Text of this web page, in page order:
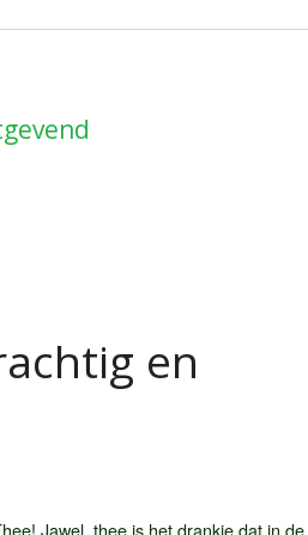
en
Jawel, thee is het drankje dat in de